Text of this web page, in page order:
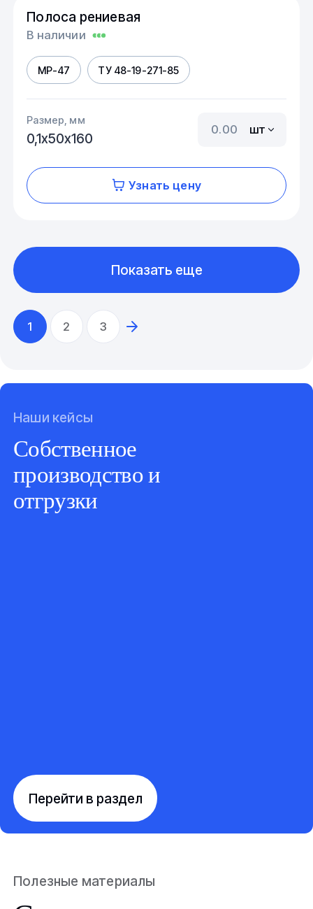
Полоса рениевая
В наличии
МР-47 ТУ 48-19-271-85
Размер, мм
0,1х50х160
шт
Узнать цену
1 2 3
Показать еще
Наши кейсы
Собственное
производство и
отгрузки
Перейти в раздел
Полезные материалы